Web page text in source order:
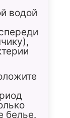
водой
белье.